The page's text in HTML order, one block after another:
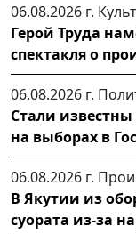
06.08.2026 г.
Герой Труда
спектакля о
06.08.2026 г.
Стали
на выборах в
06.08.2026 г.
В Якутии из
суората из-за